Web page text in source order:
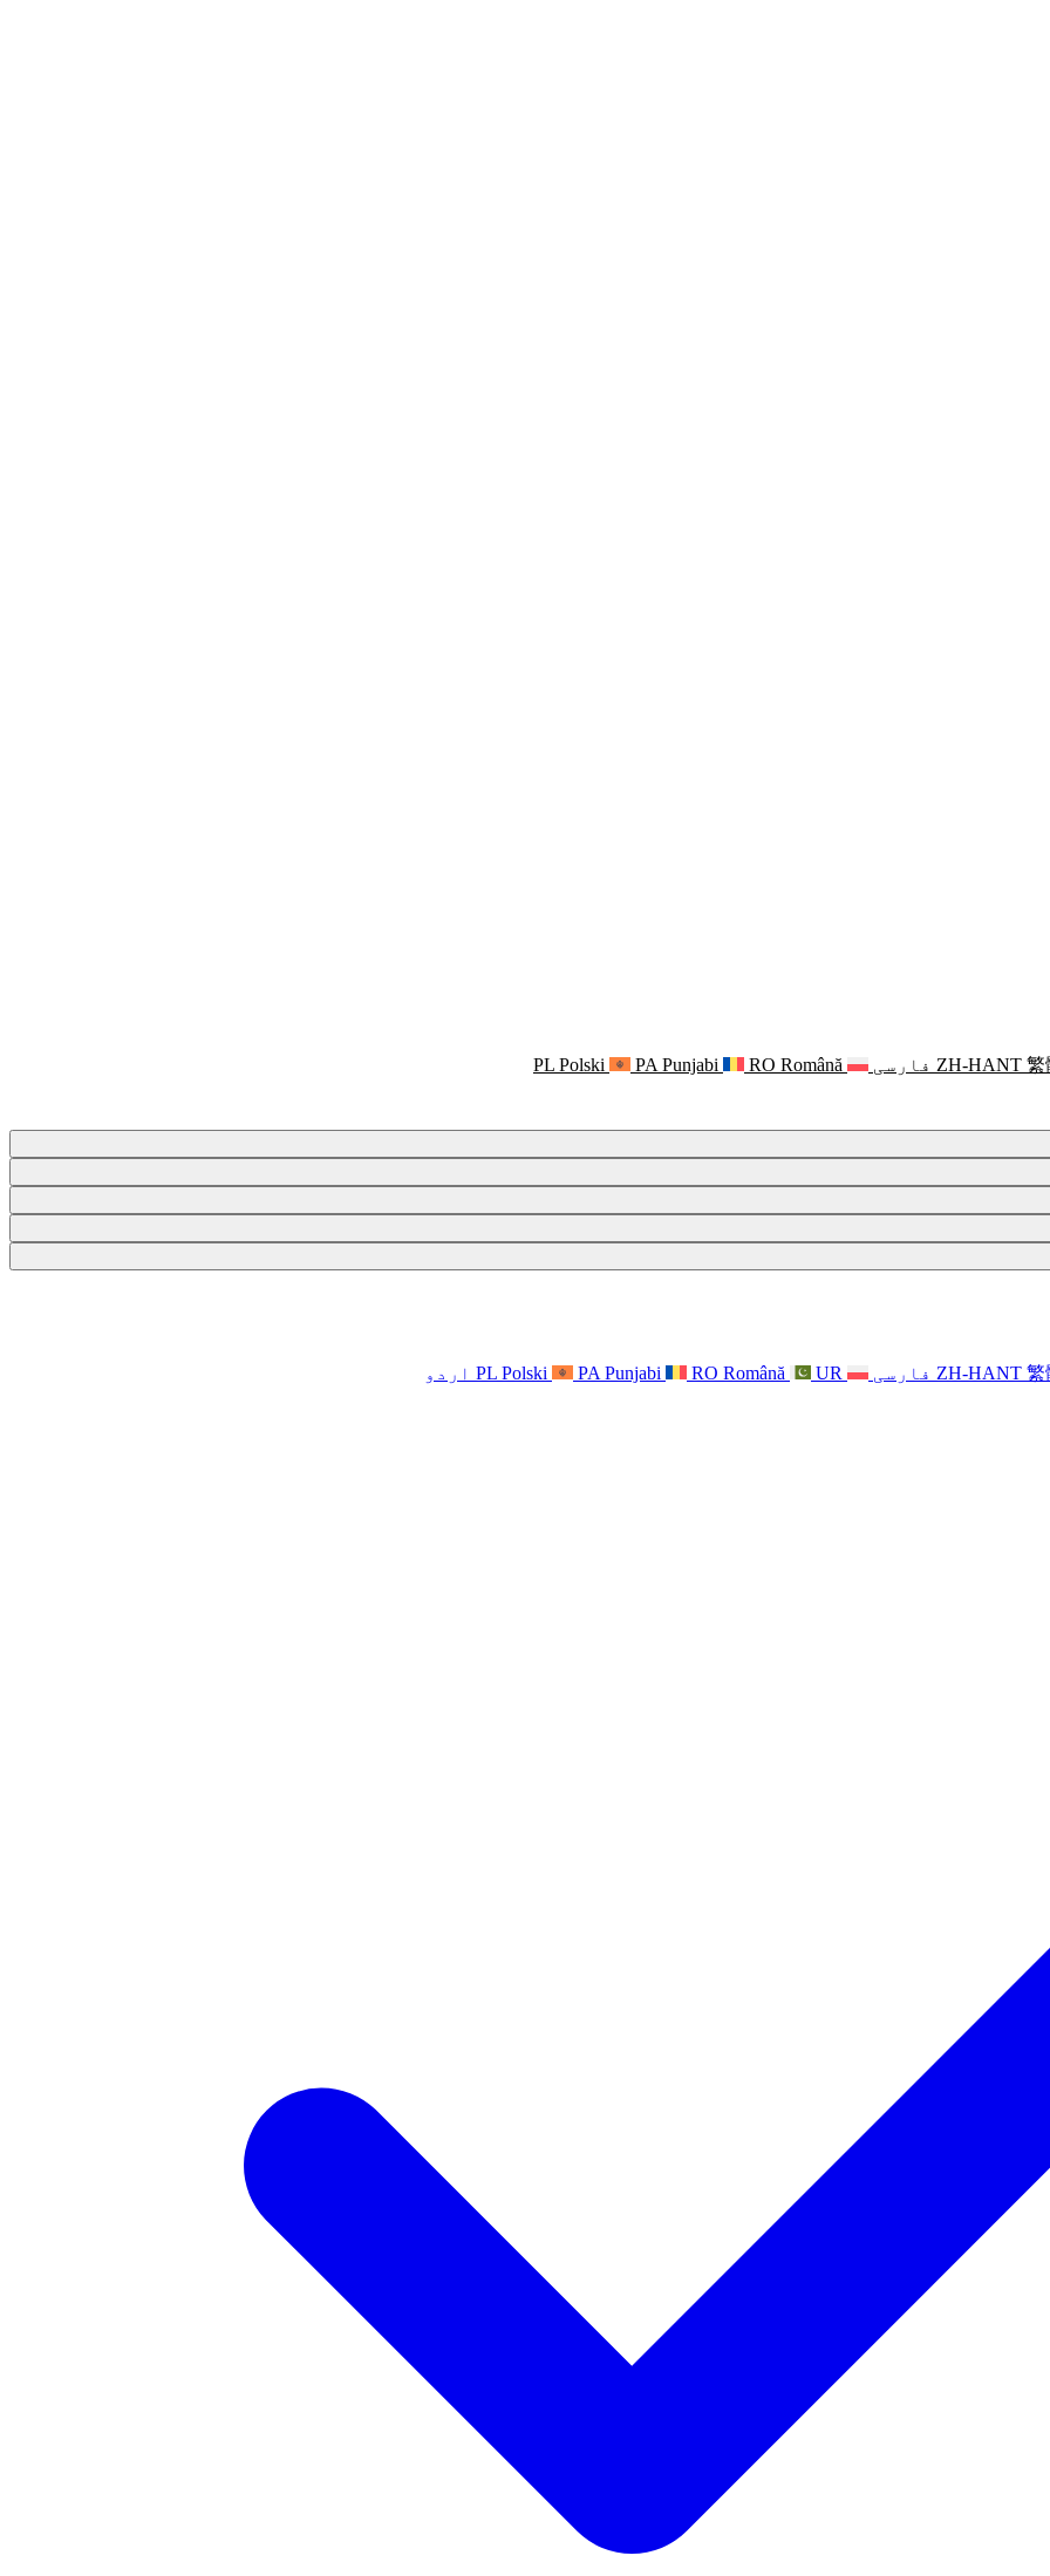
ZH-HANT 繁 فارسی PL Polski PA Punjabi RO Română
ZH-HANT 繁 فارسی PL Polski PA Punjabi RO Română UR اردو